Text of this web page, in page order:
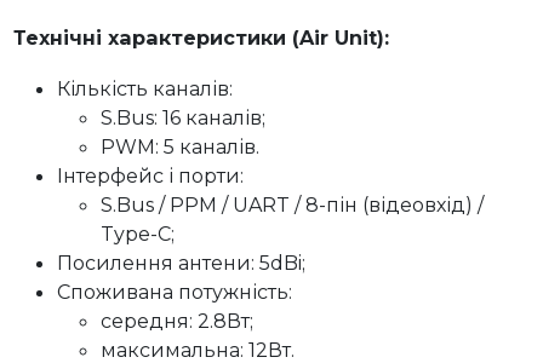
Технічні характеристики (Air Unit):
Кількість каналів:
S.Bus: 16 каналів;
PWM: 5 каналів.
Інтерфейс і порти:
S.Bus / PPM / UART / 8-пін (відеовхід) /
Type-C;
Посилення антени: 5dBi;
Споживана потужність:
середня: 2.8Вт;
максимальна: 12Вт.